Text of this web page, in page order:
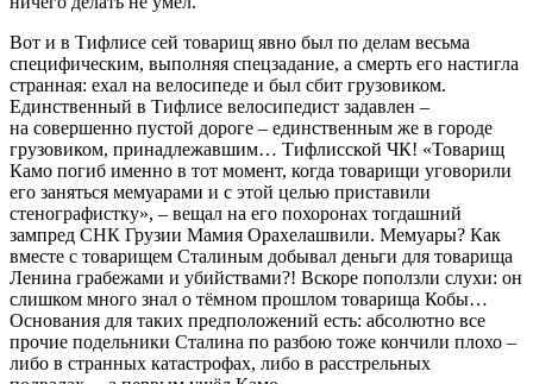
Вот и в Тифлисе сей товарищ явно был по делам весьма
специфическим, выполняя спецзадание, а смерть его настигла
странная: ехал на велосипеде и был сбит грузовиком.
Единственный в Тифлисе велосипедист задавлен –
на совершенно пустой дороге – единственным же в городе
грузовиком, принадлежавшим… Тифлисской ЧК! «Товарищ
Камо погиб именно в тот момент, когда товарищи уговорили
его заняться мемуарами и с этой целью приставили
стенографистку», – вещал на его похоронах тогдашний
зампред СНК Грузии Мамия Орахелашвили. Мемуары? Как
вместе с товарищем Сталиным добывал деньги для товарища
Ленина грабежами и убийствами?! Вскоре поползли слухи: он
слишком много знал о тёмном прошлом товарища Кобы…
Основания для таких предположений есть: абсолютно все
прочие подельники Сталина по разбою тоже кончили плохо –
либо в странных катастрофах, либо в расстрельных